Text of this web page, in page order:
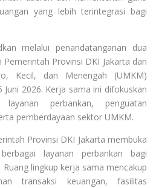
yang lebih terintegrasi bagi
melalui penandatanganan dua
Provinsi DKI Jakarta dan
Kecil, dan Menengah (UMKM)
Juni 2026. Kerja sama ini difokuskan
perbankan, penguatan
pemberdayaan sektor UMKM.
Provinsi DKI Jakarta membuka
layanan perbankan bagi
lingkup kerja sama mencakup
transaksi keuangan, fasilitas